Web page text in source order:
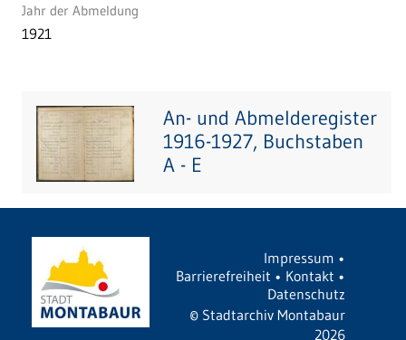
Jahr der Abmeldung
1921
An- und Abmelderegister
1916-1927, Buchstaben
A - E
Impressum •
Barrierefreiheit • Kontakt •
Datenschutz
© Stadtarchiv Montabaur
2026